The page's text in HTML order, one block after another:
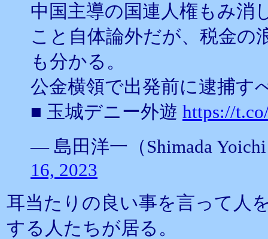
中国主導の国連人権もみ消
こと自体論外だが、税金の
も分かる。
公金横領で出発前に逮捕す
■ 玉城デニー外遊 https://
— 島田洋一（Shimada
16, 2023
耳当たりの良い事を言って人
する人たちが居る。